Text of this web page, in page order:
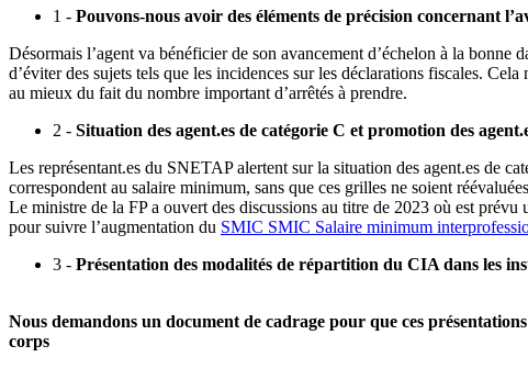
1 - Pouvons-nous avoir des éléments de précision concernant
Désormais l’agent va bénéficier de son avancement d’échelon à la bonne
d’éviter des sujets tels que les incidences sur les déclarations fiscales.
au mieux du fait du nombre important d’arrêtés à prendre.
2 - Situation des agent.es de catégorie C et promotion des
Les représentant.es du SNETAP alertent sur la situation des agent.es de
correspondent au salaire minimum, sans que ces grilles ne soient
Le ministre de la FP a ouvert des discussions au titre de 2023 où est
pour suivre l’augmentation du SMIC SMIC Salaire minimum
3 - Présentation des modalités de répartition du CIA dans les
Nous demandons un document de cadrage pour que ces
corps